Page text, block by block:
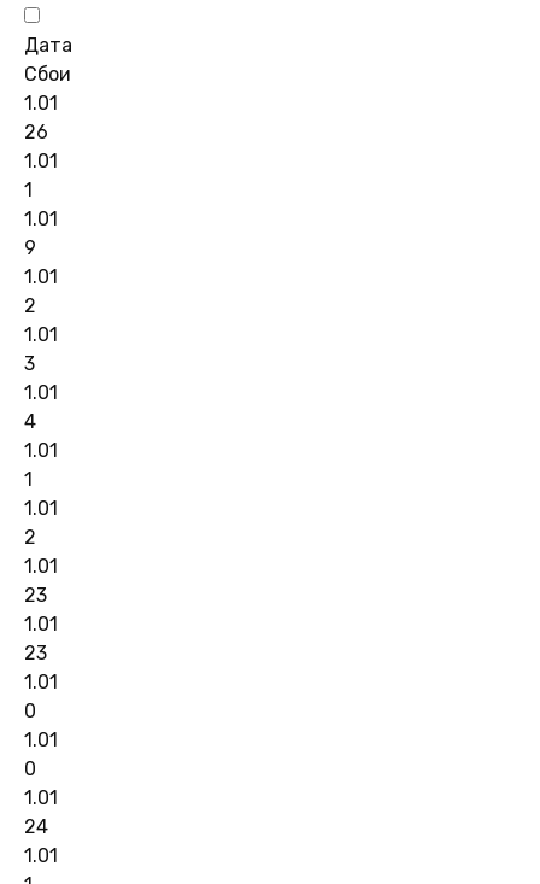
Дата
Сбои
1.01
26
1.01
1
1.01
9
1.01
2
1.01
3
1.01
4
1.01
1
1.01
2
1.01
23
1.01
23
1.01
0
1.01
0
1.01
24
1.01